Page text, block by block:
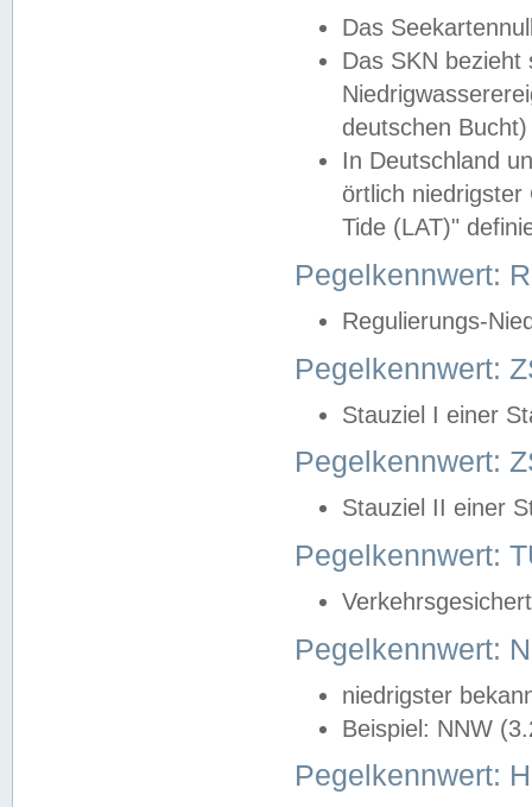
Das
Das SKN
deutschen
In Deutschland
örtlich
Tide (LAT)"
Pegelkennwert:
Regulierungs-
Pegelkennwert:
Stauziel I einer
Pegelkennwert:
Stauziel II einer
Pegelkennwert:
Pegelkennwert:
niedrigster
Beispiel: NNW
Pegelkennwert: